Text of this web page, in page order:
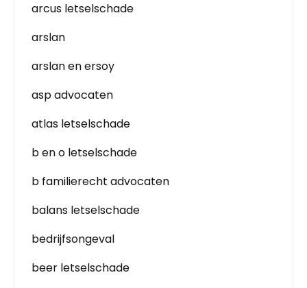
arcus letselschade
arslan
arslan en ersoy
asp advocaten
atlas letselschade
b en o letselschade
b familierecht advocaten
balans letselschade
bedrijfsongeval
beer letselschade